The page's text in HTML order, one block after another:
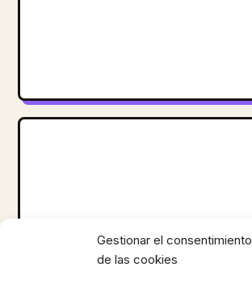
Gestionar el consentimiento
de las cookies